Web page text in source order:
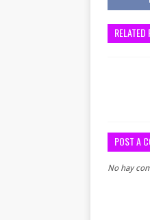
RELATED
POST A
No hay